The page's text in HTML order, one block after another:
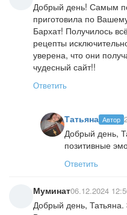
Добрый день! Самым
приготовила по
Бархат! Получилось
рецепты
уверена, что они
чудесный сайт!!
Ответить
Татьяна Автор
Добрый день,
позитивные
Ответить
Муминат06.12.2024
Добрый день, Татьяна.